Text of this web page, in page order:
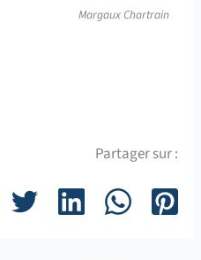
Margaux Chartrain
Partager sur :